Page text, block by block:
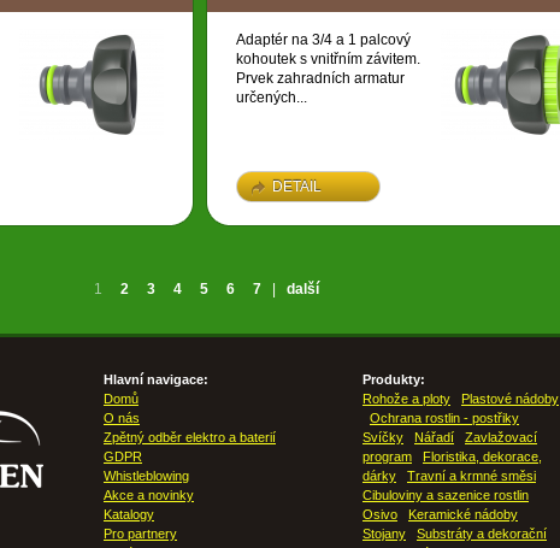
Adaptér na 3/4 a 1 palcový
kohoutek s vnitřním závitem.
Prvek zahradních armatur
určených...
DETAIL
1 2 3 4 5 6 7 další
Hlavní navigace:
Domů
O nás
Zpětný odběr elektro a baterií
GDPR
Whistleblowing
Akce a novinky
Katalogy
Pro partnery
Produkty:
Rohože a ploty
Plastové nádoby
Ochrana rostlin - postřiky
Svíčky
Nářadí
Zavlažovací
program
Floristika, dekorace,
dárky
Travní a krmné směsi
Cibuloviny a sazenice rostlin
Osivo
Keramické nádoby
Stojany
Substráty a dekorační